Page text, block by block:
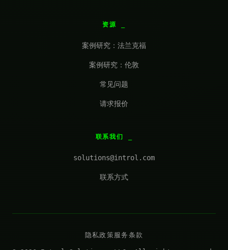
资源
案例研究：法兰克福
案例研究：伦敦
常见问题
请求报价
联系我们
solutions@introl.com
联系方式
隐私政策服务条款